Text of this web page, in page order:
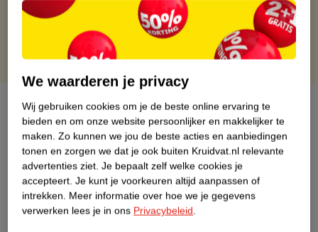
Gratis punten met je Kruidvat kaart
Over dit product
Productinformatie
Nature Impact Score
Dit product heeft (nog) geen Nature
Impact Score.
We waarderen je privacy
Wij gebruiken cookies om je de beste online ervaring te
bieden en om onze website persoonlijker en makkelijker te
maken. Zo kunnen we jou de beste acties en aanbiedingen
tonen en zorgen we dat je ook buiten Kruidvat.nl relevante
advertenties ziet. Je bepaalt zelf welke cookies je
accepteert. Je kunt je voorkeuren altijd aanpassen of
intrekken. Meer informatie over hoe we je gegevens
verwerken lees je in ons Privacybeleid.